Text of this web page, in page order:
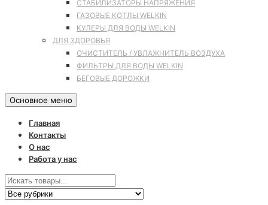
СТАБИЛИЗАТОРЫ НАПРЯЖЕНИЯ
ГАЗОВЫЕ КОТЛЫ WELKIN
КУЛЕРЫ ДЛЯ ВОДЫ WELKIN
ДЛЯ ЗДОРОВЬЯ
ОЧИСТИТЕЛЬ / УВЛАЖНИТЕЛЬ ВОЗДУХА
ФИЛЬТРЫ ДЛЯ ВОДЫ WELKIN
БЕГОВЫЕ ДОРОЖКИ
Основное меню
Главная
Контакты
О нас
Работа у нас